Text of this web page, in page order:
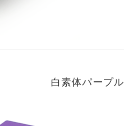
白素体パープル